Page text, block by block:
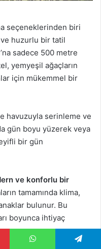
seçeneklerinden biri
huzurlu bir tatil
sadece 500 metre
yemyeşil ağaçların
için mükemmel bir
havuzuyla serinleme ve
gün boyu yüzerek veya
bir gün
ve konforlu bir
tamamında klima,
bulunur. Bu
boyunca ihtiyaç